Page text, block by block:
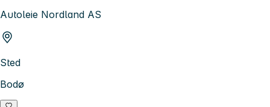
Autoleie Nordland AS
Sted
Bodø